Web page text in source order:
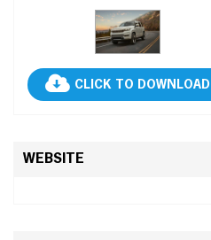
CLICK TO DOWNLOAD
WEBSITE